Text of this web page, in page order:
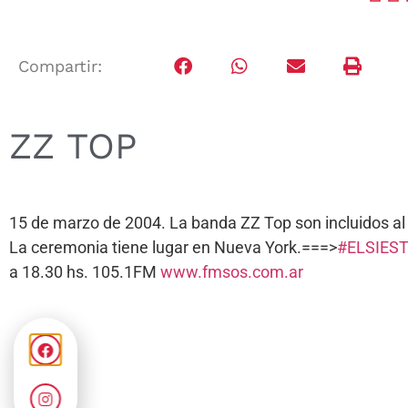
Compartir:
ZZ TOP
15 de marzo de 2004. La banda ZZ Top son incluidos
La ceremonia tiene lugar en Nueva York.===>
a 18.30 hs. 105.1FM www.fmsos.com.ar